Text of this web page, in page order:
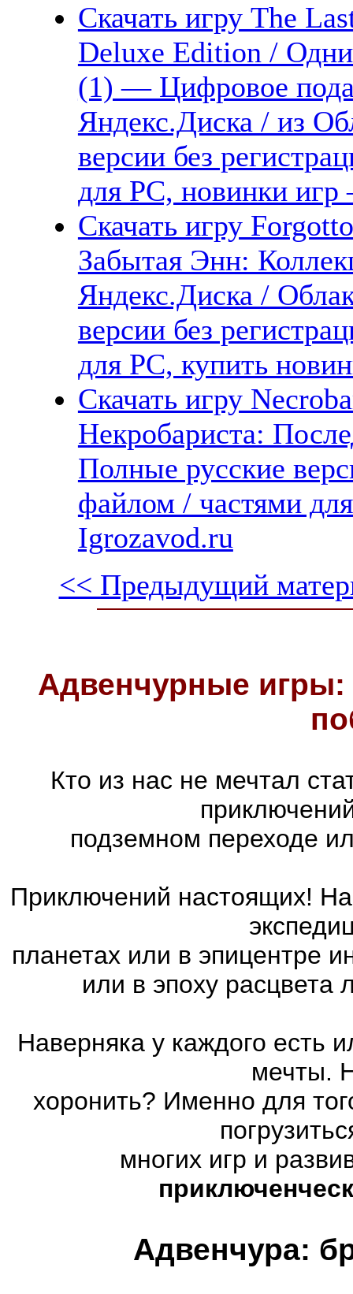
Скачать игру The
Deluxe Edition /
(1) — Цифровое
Яндекс.Диска / из
версии без
для PC, новинки
Скачать игру
Забытая Энн:
Яндекс.Диска /
версии без
для PC, купить
Скачать игру
Некробариста:
Полные русские
файлом / частями
Igrozavod.ru
<< Предыдущий
Адвенчурные
Кто из нас не мечтал
подземном переходе
Приключений настоящих! На
планетах или в эпицентре
или в эпоху
Наверняка у каждого есть
мечты.
хоронить? Именно для
многих игр и
Адвенчура: